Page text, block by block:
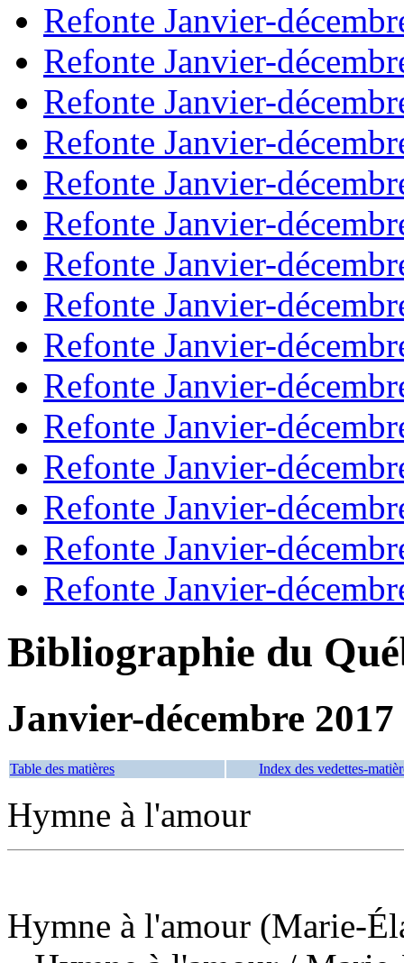
Refonte Janvier-
Refonte Janvier-
Refonte Janvier-
Refonte Janvier-
Refonte Janvier-
Refonte Janvier-
Refonte Janvier-
Refonte Janvier-
Refonte Janvier-
Refonte Janvier-
Refonte Janvier-
Refonte Janvier-
Refonte Janvier-
Refonte Janvier-
Refonte Janvier-
Bibliographie du
Janvier-décembre 2017
Table des matières Index des vedettes-
Hymne à l'amour
Hymne à l'amour (Marie-